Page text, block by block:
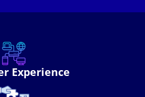
Experience